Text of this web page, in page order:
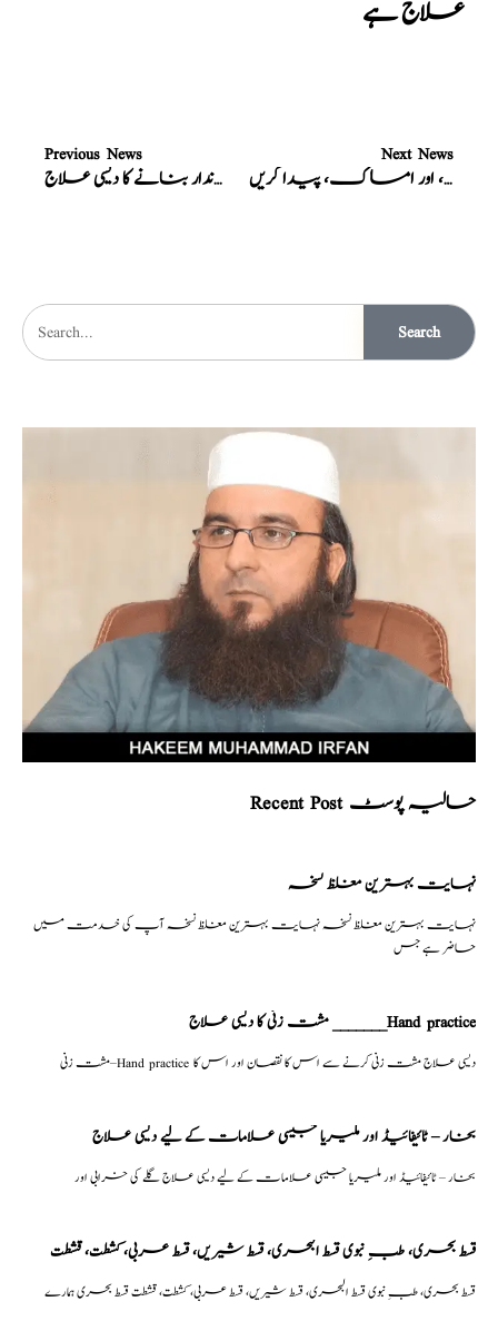
علاج ہے
Previous News
کمزور عضوخاص، کو جاندار بنانے کا دیسی علاج
Next News
جنسی قوت میں اضافہ، اور امساک، پیدا کریں
Search
Recent Post حالیہ پوسٹ
نہایت بہترین مغلظ نسخہ
نہایت بہترین مغلظ نسخہ نہایت بہترین مغلظ نسخہ آپ کی خدمت میں
حاضر ہے جس
مشت زنی کا دیسی علاج _______Hand practice
مشت زنی–Hand practice دیسی علاج مشت زنی کرنے سے اس کا نقصان اور اس کا
بخار – ٹائیفائیڈ اور ملیریا جیسی علامات کے لیے دیسی علاج
بخار – ٹائیفائیڈ اور ملیریا جیسی علامات کے لیے دیسی علاج گلے کی خرابی اور
قسط بحری، طبِ نبوی قسط البحری، قسط شیریں، قسط عربی، كشطت، قشطت
قسط بحری، طبِ نبوی قسط البحری، قسط شیریں، قسط عربی، كشطت، قشطت قسط بحری ہمارے